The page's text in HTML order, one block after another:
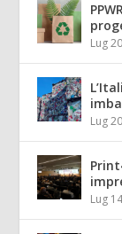
Lug
Lug
Lug